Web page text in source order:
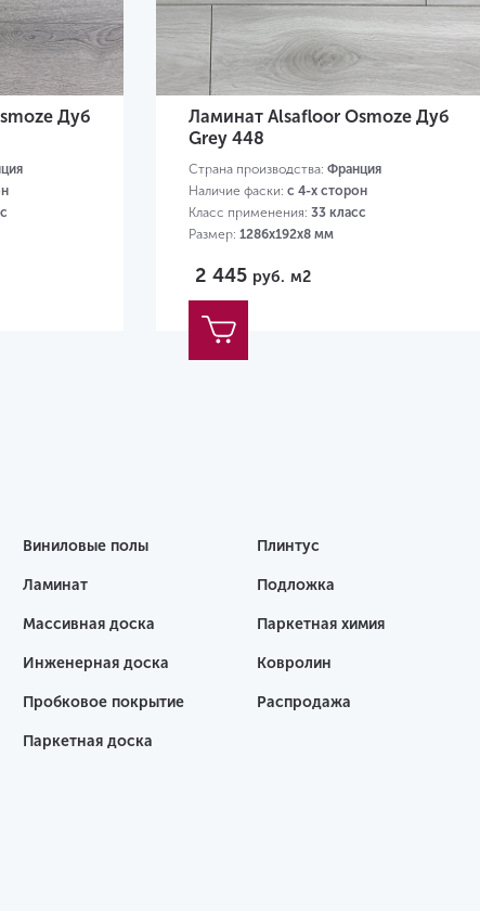
Дуб
Ламинат Alsafloor Osmoze Дуб
Grey 448
Страна производства: Франция
Наличие фаски: с 4-х сторон
Класс применения: 33 класс
Размер: 1286х192х8 мм
2 445 руб. м2
Виниловые полы
Ламинат
Массивная доска
Инженерная доска
Пробковое покрытие
Паркетная доска
Плинтус
Подложка
Паркетная химия
Ковролин
Распродажа